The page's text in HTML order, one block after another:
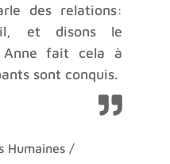
des relations:
et disons le
Anne fait cela à
sont conquis.
Humaines /